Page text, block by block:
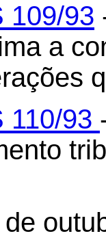
109/93
a
110/93